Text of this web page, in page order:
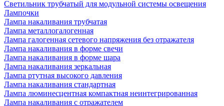
Светильник трубчатый для модульной системы освещения
Лампочки
Лампа накаливания трубчатая
Лампа металлогалогенная
Лампа галогенная сетевого напряжения без отражателя
Лампа накаливания в форме свечи
Лампа накаливания в форме шара
Лампа накаливания зеркальная
Лампа ртутная высокого давления
Лампа накаливания стандартная
Лампа люминесцентная компактная неинтегрированная
Лампа накаливания с отражателем